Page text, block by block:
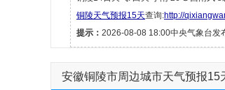
铜陵天气预报15天查询:http://
提示： 2026-08-08 18:00中央气象台发
安徽铜陵市周边城市天气预报15